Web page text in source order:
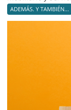
ADEMÁS. Y TAMBIÉN...